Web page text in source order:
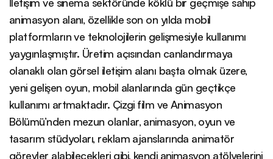
animasyon alanı, özellikle son on yılda mobil
platformların ve teknolojilerin gelişmesiyle kullanımı
yaygınlaşmıştır. Üretim açısından canlandırmaya
olanaklı olan görsel iletişim alanı başta olmak üzere,
yeni gelişen oyun, mobil alanlarında gün geçtikçe
kullanımı artmaktadır. Çizgi film ve Animasyon
Bölümü’nden mezun olanlar, animasyon, oyun ve
tasarım stüdyoları, reklam ajanslarında animatör
görevler alabilecekleri gibi, kendi animasyon atölyelerini